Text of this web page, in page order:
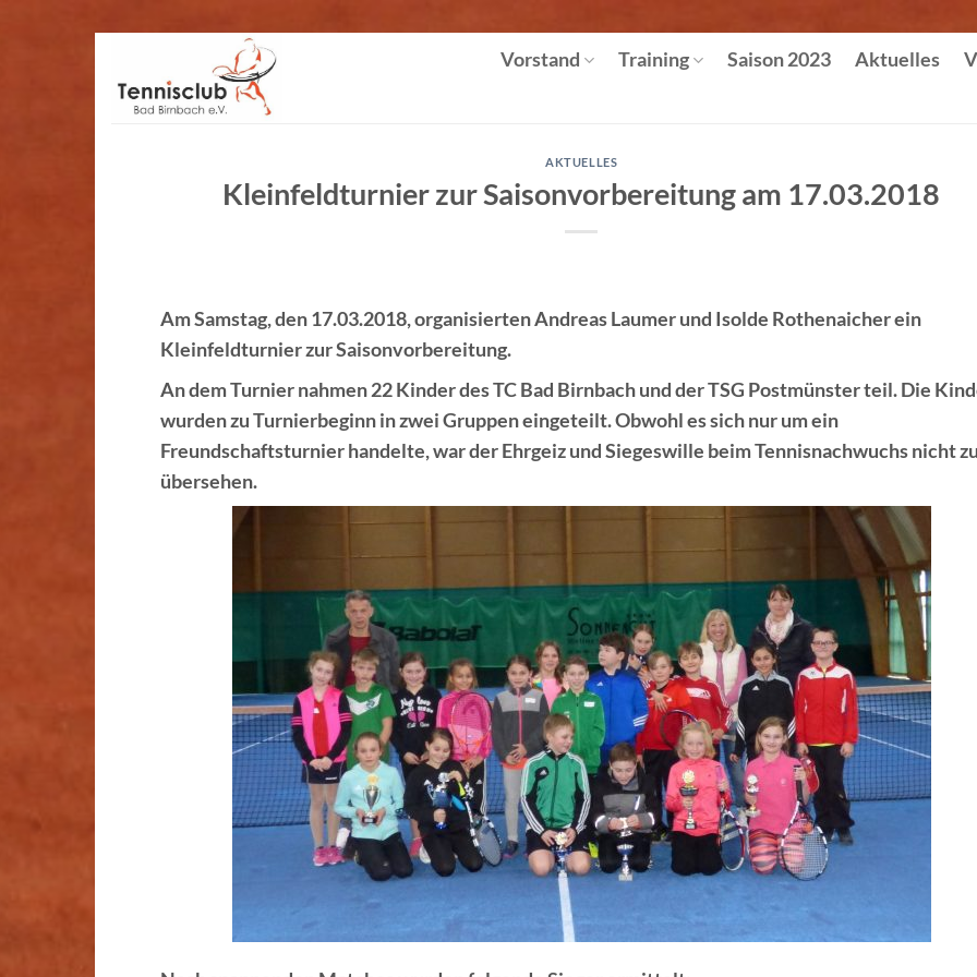
springen
Vorstand Training Saison 2023 Aktuelles
AKTUELLES
Kleinfeldturnier zur Saisonvorbereitung am 17.03.2018
Am Samstag, den 17.03.2018, organisierten Andreas Laumer und Isolde Rothenaicher ein
Kleinfeldturnier zur Saisonvorbereitung.
An dem Turnier nahmen 22 Kinder des TC Bad Birnbach und der TSG Postmünster teil. Die
wurden zu Turnierbeginn in zwei Gruppen eingeteilt. Obwohl es sich nur um ein
Freundschaftsturnier handelte, war der Ehrgeiz und Siegeswille beim Tennisnachwuchs nicht zu
übersehen.